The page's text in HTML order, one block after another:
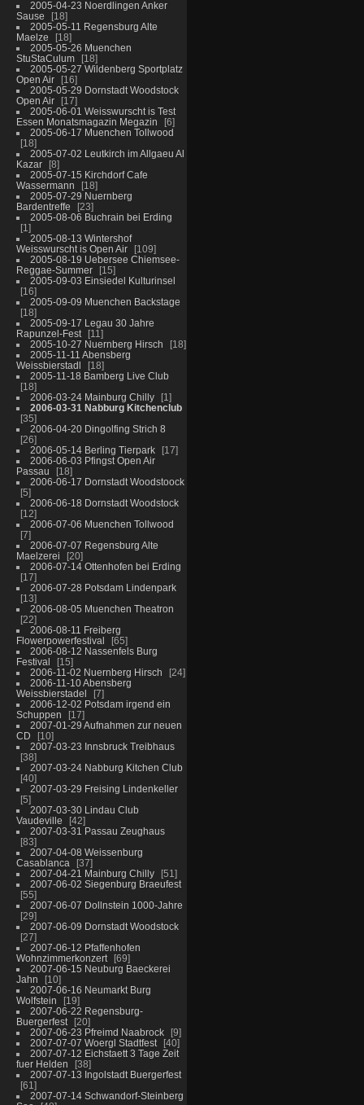
2005-04-23 Noerdlingen Anker
Sause
18
2005-05-11 Regensburg Alte
Maelze
18
2005-05-26 Muenchen
StuStaCulum
18
2005-05-27 Wildenberg Sportplatz
Open Air
16
2005-05-29 Dornstadt Woodstock
Open Air
17
2005-06-01 Weisswurscht is Test
Essen Monatsmagazin Megazin
6
2005-06-17 Muenchen Tollwood
18
2005-07-02 Leutkirch im Allgaeu Al
Kazar
8
2005-07-15 Kirchdorf Cafe
Wassermann
18
2005-07-29 Nuernberg
Bardentreffe
23
2005-08-06 Buchrain bei Erding
1
2005-08-13 Wintershof
Weisswurscht is Open Air
109
2005-08-19 Uebersee Chiemsee-
Reggae-Summer
15
2005-09-03 Einsiedel Kulturinsel
16
2005-09-09 Muenchen Backstage
18
2005-09-17 Legau 30 Jahre
Rapunzel-Fest
11
2005-10-27 Nuernberg Hirsch
18
2005-11-11 Abensberg
Weissbierstadl
18
2005-11-18 Bamberg Live Club
18
2006-03-24 Mainburg Chilly
1
2006-03-31 Nabburg Kitchenclub
35
2006-04-20 Dingolfing Strich 8
26
2006-05-14 Berling Tierpark
17
2006-06-03 Pfingst Open Air
Passau
18
2006-06-17 Dornstadt Woodstoock
5
2006-06-18 Dornstadt Woodstock
12
2006-07-06 Muenchen Tollwood
7
2006-07-07 Regensburg Alte
Maelzerei
20
2006-07-14 Ottenhofen bei Erding
17
2006-07-28 Potsdam Lindenpark
13
2006-08-05 Muenchen Theatron
22
2006-08-11 Freiberg
Flowerpowerfestival
65
2006-08-12 Nassenfels Burg
Festival
15
2006-11-02 Nuernberg Hirsch
24
2006-11-10 Abensberg
Weissbierstadel
7
2006-12-02 Potsdam irgend ein
Schuppen
17
2007-01-29 Aufnahmen zur neuen
CD
10
2007-03-23 Innsbruck Treibhaus
38
2007-03-24 Nabburg Kitchen Club
40
2007-03-29 Freising Lindenkeller
5
2007-03-30 Lindau Club
Vaudeville
42
2007-03-31 Passau Zeughaus
83
2007-04-08 Weissenburg
Casablanca
37
2007-04-21 Mainburg Chilly
51
2007-06-02 Siegenburg Braeufest
55
2007-06-07 Dollnstein 1000-Jahre
29
2007-06-09 Dornstadt Woodstock
27
2007-06-12 Pfaffenhofen
Wohnzimmerkonzert
69
2007-06-15 Neuburg Baeckerei
Jahn
10
2007-06-16 Neumarkt Burg
Wolfstein
19
2007-06-22 Regensburg-
Buergerfest
20
2007-06-23 Pfreimd Naabrock
9
2007-07-07 Woergl Stadtfest
40
2007-07-12 Eichstaett 3 Tage Zeit
fuer Helden
38
2007-07-13 Ingolstadt Buergerfest
61
2007-07-14 Schwandorf-Steinberg